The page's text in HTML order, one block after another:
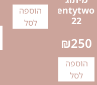
Twentytwo
22
₪250
הוספה
לסל
הוספה
לסל